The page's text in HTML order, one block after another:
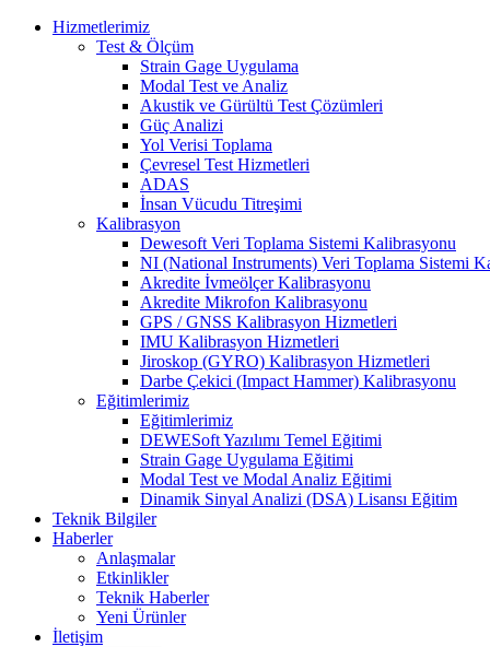
Hizmetlerimiz
Test & Ölçüm
Strain Gage Uygulama
Modal Test ve Analiz
Akustik ve Gürültü Test Çözümleri
Güç Analizi
Yol Verisi Toplama
Çevresel Test Hizmetleri
ADAS
İnsan Vücudu Titreşimi
Kalibrasyon
Dewesoft Veri Toplama Sistemi Kalibrasyonu
NI (National Instruments) Veri Toplama Sistemi
Akredite İvmeölçer Kalibrasyonu
Akredite Mikrofon Kalibrasyonu
GPS / GNSS Kalibrasyon Hizmetleri
IMU Kalibrasyon Hizmetleri
Jiroskop (GYRO) Kalibrasyon Hizmetleri
Darbe Çekici (Impact Hammer) Kalibrasyonu
Eğitimlerimiz
Eğitimlerimiz
DEWESoft Yazılımı Temel Eğitimi
Strain Gage Uygulama Eğitimi
Modal Test ve Modal Analiz Eğitimi
Dinamik Sinyal Analizi (DSA) Lisansı Eğitim
Teknik Bilgiler
Haberler
Anlaşmalar
Etkinlikler
Teknik Haberler
Yeni Ürünler
İletişim